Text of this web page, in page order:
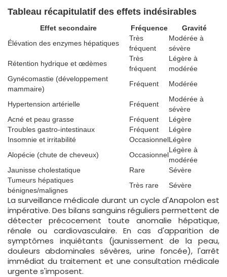
Tableau récapitulatif des effets indésirables
Effet secondaire Fréquence
Gravité
Élévation des enzymes hépatiques
Très
fréquent
Modérée à
sévère
Rétention hydrique et œdèmes
Très
fréquent
Légère à
modérée
Gynécomastie (développement
mammaire)
Fréquent Modérée
Hypertension artérielle Fréquent
Modérée à
sévère
Acné et peau grasse
Fréquent
Légère
Troubles gastro-intestinaux
Fréquent
Légère
Insomnie et irritabilité
OccasionnelLégère
Alopécie (chute de cheveux)
Occasionnel
Légère à
modérée
Jaunisse cholestatique
Rare
Sévère
Tumeurs hépatiques
bénignes/malignes
Très rare Sévère
La surveillance médicale durant un cycle d'Anapolon est
impérative. Des bilans sanguins réguliers permettent de
détecter précocement toute anomalie hépatique,
rénale ou cardiovasculaire. En cas d'apparition de
symptômes inquiétants (jaunissement de la peau,
douleurs abdominales sévères, urine foncée), l'arrêt
immédiat du traitement et une consultation médicale
urgente s'imposent.